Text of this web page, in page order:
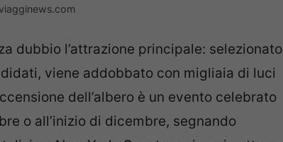
dubbio l’attrazione principale: selezionato
viene addobbato con migliaia di luci
dell’albero è un evento celebrato
o all’inizio di dicembre, segnando